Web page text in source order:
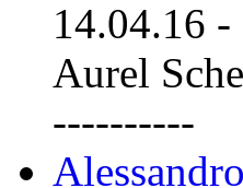
14.04.16 -
Aurel
----------